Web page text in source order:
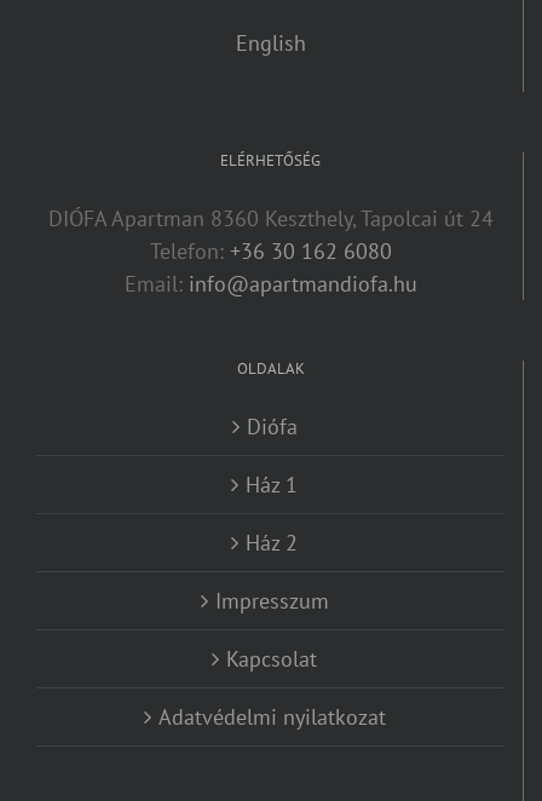
English
ELÉRHETŐSÉG
DIÓFA Apartman 8360 Keszthely, Tapolcai út 24
Telefon: +36 30 162 6080
Email: info@apartmandiofa.hu
OLDALAK
Diófa
Ház 1
Ház 2
Impresszum
Kapcsolat
Adatvédelmi nyilatkozat